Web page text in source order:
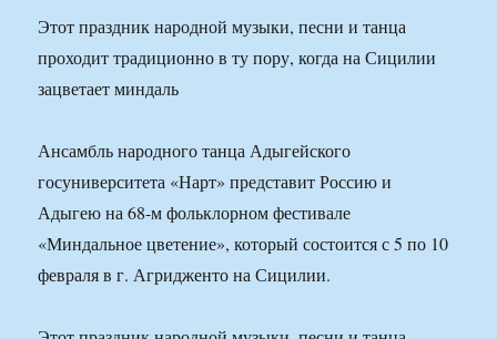
Этот праздник народной музыки, песни и танца
проходит традиционно в ту пору, когда на Сицилии
зацветает миндаль
Ансамбль народного танца Адыгейского
госуниверситета «Нарт» представит Россию и
Адыгею на 68-м фольклорном фестивале
«Миндальное цветение», который состоится с 5 по 10
февраля в г. Агридженто на Сицилии.